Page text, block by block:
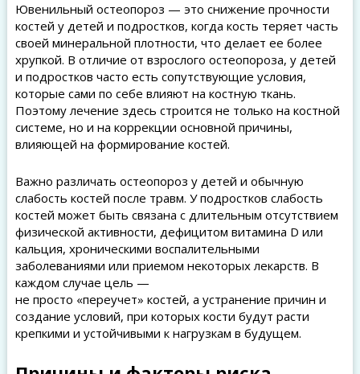
Ювенильный остеопороз — это снижение прочности
костей у детей и подростков, когда кость теряет часть
своей минеральной плотности, что делает ее более
хрупкой. В отличие от взрослого остеопороза, у детей
и подростков часто есть сопутствующие условия,
которые сами по себе влияют на костную ткань.
Поэтому лечение здесь строится не только на костной
системе, но и на коррекции основной причины,
влияющей на формирование костей.
Важно различать остеопороз у детей и обычную
слабость костей после травм. У подростков слабость
костей может быть связана с длительным отсутствием
физической активности, дефицитом витамина D или
кальция, хроническими воспалительными
заболеваниями или приемом некоторых лекарств. В
каждом случае цель —
не просто «переучет» костей, а устранение причин и
создание условий, при которых кости будут расти
крепкими и устойчивыми к нагрузкам в будущем.